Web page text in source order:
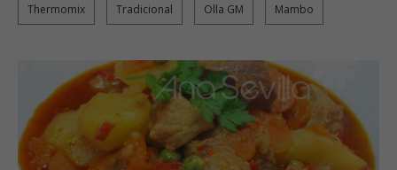
Thermomix Tradicional Olla GM Mambo